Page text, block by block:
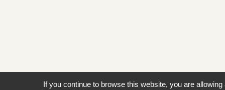
If you continue to browse this website, you are